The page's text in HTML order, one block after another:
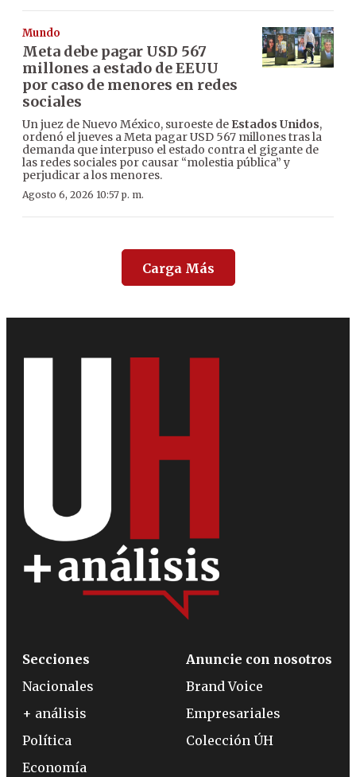
Mundo
Meta debe pagar USD 567
millones a estado de EEUU
por caso de menores en redes
sociales
Un juez de Nuevo México, suroeste de Estados Unidos,
ordenó el jueves a Meta pagar USD 567 millones tras la
demanda que interpuso el estado contra el gigante de
las redes sociales por causar “molestia pública” y
perjudicar a los menores.
Agosto 6, 2026 10:57 p. m.
Carga Más
Secciones
Nacionales
+ análisis
Política
Economía
Anuncie con nosotros
Brand Voice
Empresariales
Colección ÚH